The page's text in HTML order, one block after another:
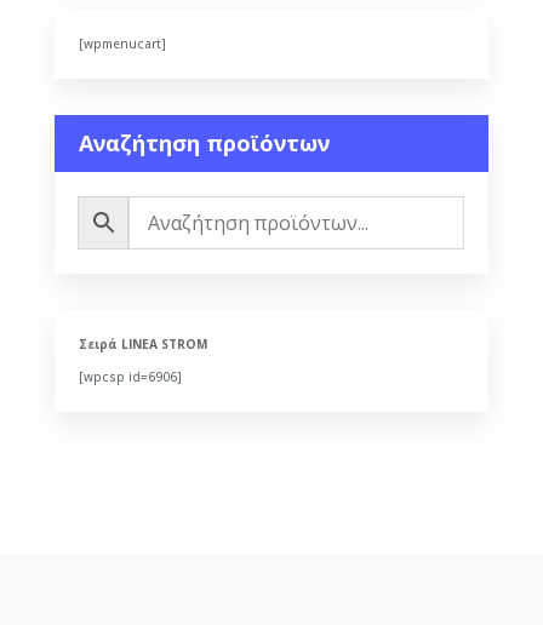
[wpmenucart]
Αναζήτηση προϊόντων
Σειρά LINEA STROM
[wpcsp id=6906]